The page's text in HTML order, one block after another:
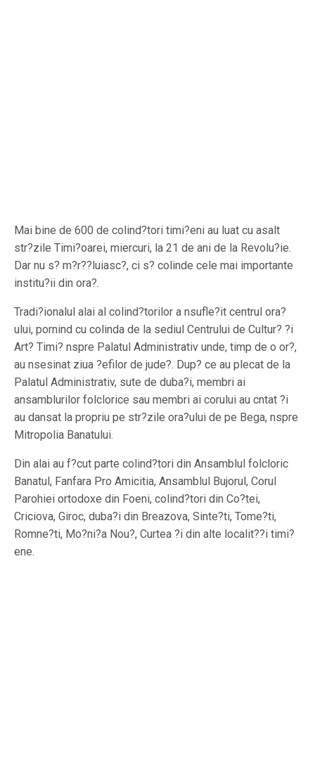
Mai bine de 600 de colind?tori timi?eni au luat cu asalt
str?zile Timi?oarei, miercuri, la 21 de ani de la Revolu?ie.
Dar nu s? m?r??luiasc?, ci s? colinde cele mai importante
institu?ii din ora?.
Tradi?ionalul alai al colind?torilor a nsufle?it centrul ora?
ului, pornind cu colinda de la sediul Centrului de Cultur? ?i
Art? Timi? nspre Palatul Administrativ unde, timp de o or?,
au nsesinat ziua ?efilor de jude?. Dup? ce au plecat de la
Palatul Administrativ, sute de duba?i, membri ai
ansamblurilor folclorice sau membri ai corului au cntat ?i
au dansat la propriu pe str?zile ora?ului de pe Bega, nspre
Mitropolia Banatului.
Din alai au f?cut parte colind?tori din Ansamblul folcloric
Banatul, Fanfara Pro Amicitia, Ansamblul Bujorul, Corul
Parohiei ortodoxe din Foeni, colind?tori din Co?tei,
Criciova, Giroc, duba?i din Breazova, Sinte?ti, Tome?ti,
Romne?ti, Mo?ni?a Nou?, Curtea ?i din alte localit??i timi?
ene.